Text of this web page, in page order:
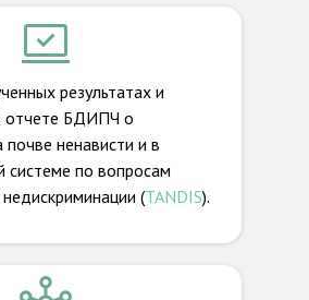
результатах и
отчете БДИПЧ о
почве ненависти и в
по вопросам
(TANDIS).